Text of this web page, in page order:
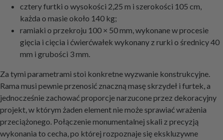
cztery furtki o wysokości 2,25 m i szerokości 105 cm,
każda o masie około 140 kg;
ramiaki o przekroju 100 × 50 mm, wykonane w procesie
gięcia i cięcia i ćwierćwałek wykonany z rurki o średnicy 40
mm i grubości 3 mm.
Za tymi parametrami stoi konkretne wyzwanie konstrukcyjne.
Rama musi pewnie przenosić znaczną masę skrzydeł i furtek, a
jednocześnie zachować proporcje narzucone przez dekoracyjny
projekt, w którym żaden element nie może sprawiać wrażenia
przeciążonego. Połączenie monumentalnej skali z precyzją
wykonania to cecha, po której rozpoznaje się ekskluzywne